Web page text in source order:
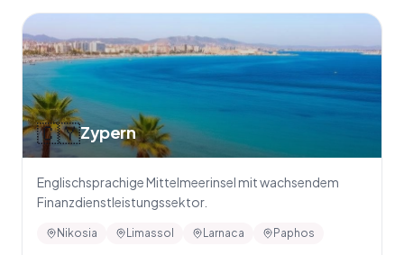
🇨🇾Zypern
Englischsprachige Mittelmeerinsel mit wachsendem
Finanzdienstleistungssektor.
Nikosia Limassol Larnaca Paphos